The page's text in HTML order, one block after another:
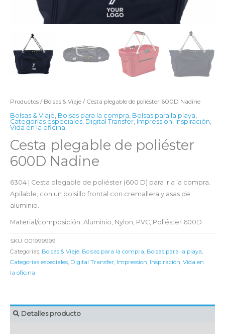
Productos / Bolsas & Viaje / Cesta plegable de poliéster 600D Nadine
Bolsas & Viaje, Bolsas para la compra, Bolsas para la playa,
Categorías especiales, Digital Transfer, Impression, Inspiración,
Vida en la oficina
Cesta plegable de poliéster
600D Nadine
6304 | Cesta plegable de poliéster (600 D) para ir a la compra.
Apilable, con un bolsillo frontal con cremallera y asas de
aluminio.
Material/composición: Aluminio, Nylon, PVC, Poliéster 600D
SKU: 001999999
Categorías: Bolsas & Viaje, Bolsas para la compra, Bolsas para la playa,
Categorías especiales, Digital Transfer, Impression, Inspiración, Vida en
la oficina
Detalles producto